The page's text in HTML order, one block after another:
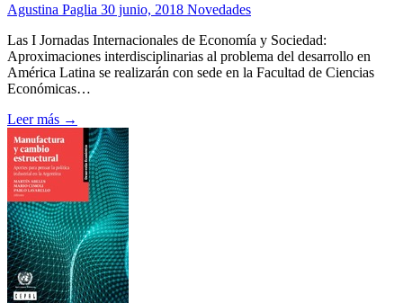
Agustina Paglia 30 junio, 2018 Novedades
Las I Jornadas Internacionales de Economía y Sociedad:
Aproximaciones interdisciplinarias al problema del desarrollo en
América Latina se realizarán con sede en la Facultad de Ciencias
Económicas…
Leer más →